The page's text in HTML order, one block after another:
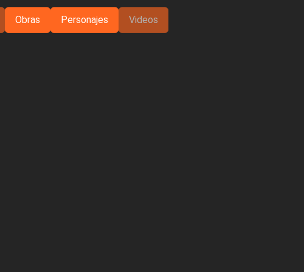
Obras Personajes Videos